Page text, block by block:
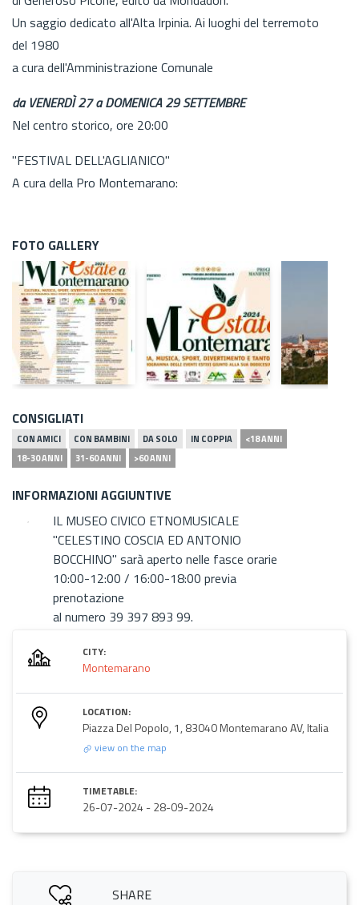
Un saggio dedicato all'Alta Irpinia. Ai luoghi del terremoto
del 1980
a cura dell'Amministrazione Comunale
da VENERDÌ 27 a DOMENICA 29 SETTEMBRE
Nel centro storico, ore 20:00
"FESTIVAL DELL'AGLIANICO"
A cura della Pro Montemarano:
FOTO GALLERY
CONSIGLIATI
CON AMICI CON BAMBINI DA SOLO IN COPPIA
<18 ANNI
18-30 ANNI
31-60 ANNI >60 ANNI
INFORMAZIONI AGGIUNTIVE
IL MUSEO CIVICO ETNOMUSICALE
"CELESTINO COSCIA ED ANTONIO
BOCCHINO" sarà aperto nelle fasce orarie
10:00-12:00 / 16:00-18:00 previa
prenotazione
al numero 39 397 893 99.
CITY:
Montemarano
LOCATION:
Piazza Del Popolo, 1, 83040 Montemarano AV, Italia
view on the map
TIMETABLE:
26-07-2024 -28-09-2024
SHARE